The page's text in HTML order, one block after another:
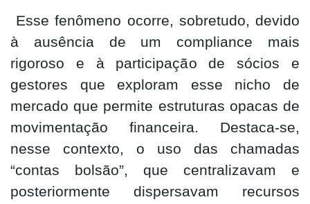
Esse fenômeno ocorre, sobretudo, devido
à ausência de um compliance mais
rigoroso e à participação de sócios e
gestores que exploram esse nicho de
mercado que permite estruturas opacas de
movimentação financeira. Destaca-se,
nesse contexto, o uso das chamadas
“contas bolsão”, que centralizavam e
posteriormente dispersavam recursos